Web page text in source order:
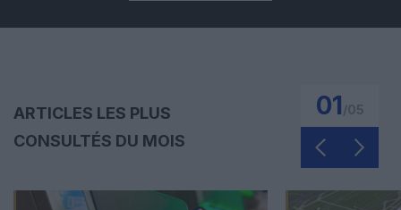
ARTICLES LES PLUS
CONSULTÉS DU MOIS
01